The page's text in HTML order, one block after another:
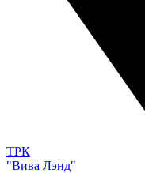
ТРК
"Вива Лэнд"